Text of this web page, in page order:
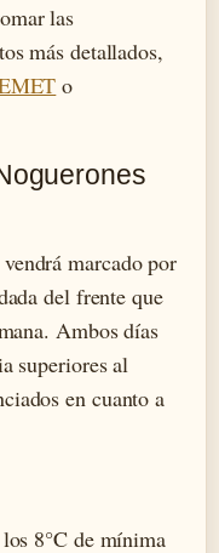
las
más detallados,
o
marcado por
del frente que
Ambos días
superiores al
en cuanto a
8°C de mínima